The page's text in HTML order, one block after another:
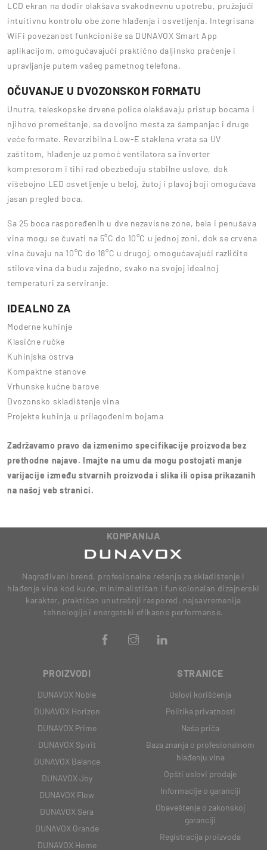
LCD ekran na dodir olakšava svakodnevnu upotrebu, pružajući
intuitivnu kontrolu obe zone hlađenja i osvetljenja. Integrisana
WiFi povezanost funkcioniše sa DUNAVOX Smart App
aplikacijom, omogućavajući praktično daljinsko praćenje i
upravljanje putem vašeg pametnog telefona.
OČUVANJE U DVOZONSKOM FORMATU
Unutra, teleskopske drvene police olakšavaju pristup bocama i
njihovo premeštanje, sa dovoljno mesta za šampanjac i druge
veće formate. Reverzibilna Low-E staklena vrata sa UV
zaštitom, hlađenje uz pomoć ventilatora sa inverter
kompresorom i tihi rad obezbeđuju stabilne uslove, dok
višebojno LED osvetljenje u beloj, žutoj i plavoj boji omogućava
jasan pregled boca.
Sa 25 boca raspoređenih u dve nezavisne zone, bela i penušava
vina mogu se čuvati na 5°C do 10°C u jednoj zoni, dok se crvena
vina čuvaju na 10°C do 18°C u drugoj, omogućavajući različite
stilove vina da budu zajedno, svako na svojoj idealnoj
temperaturi za serviranje.
IDEALNO ZA
Moderne kuhinje
Klasične ručke
Kuhinjska ostrva
Kompaktne stanove
Vrhunske kućne barove
Dvozonsko skladištenje vina
Projekte kuhinja u prilagođenim bojama
Zadržavamo pravo da izmenimo specifikacije proizvoda bez
prethodne najave. Imajte na umu da mogu postojati manje
varijacije između stvarnih proizvoda i slika ili opisa prikazanih
na našoj veb stranici.
KOMPANIJA
Nagrađivani brend, profesionalna rešenja za skladištenje i
hlađenje vina kod kuće, minimalističan i funkcionalan dizajnerski
karakter, praktičan unutrašnji raspored, najsavremenija
tehnologija i energetski efikasne performanse.
PROIZVODI
DUNAVOX Noble
DUNAVOX Horizon
DUNAVOX Prime
DUNAVOX Spirit
DUNAVOX Balance
DUNAVOX Joy
DUNAVOX Flow
DUNAVOX Sera
DUNAVOX Grande
DUNAVOX Home
STRANICE
Uslovi korišćenja
Politika privatnosti
Naša priča
Baza znanja o profesionalnom
hlađenju vina
Opšti uslovi prodaje
Informacije o garanciji
Obaveštenje o zakonskoj
garanciji
Registracija proizvoda